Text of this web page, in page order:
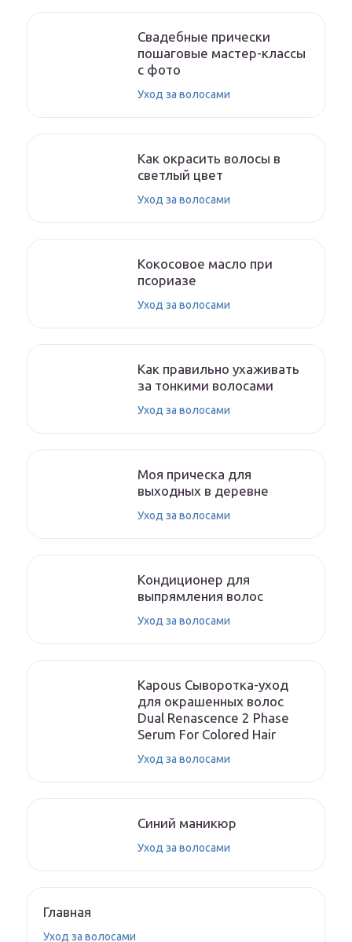
Свадебные прически
пошаговые мастер-классы
с фото
Уход за волосами
Как окрасить волосы в
светлый цвет
Уход за волосами
Кокосовое масло при
псориазе
Уход за волосами
Как правильно ухаживать
за тонкими волосами
Уход за волосами
Моя прическа для
выходных в деревне
Уход за волосами
Кондиционер для
выпрямления волос
Уход за волосами
Kapous Сыворотка-уход
для окрашенных волос
Dual Renascence 2 Phase
Serum For Colored Hair
Уход за волосами
Синий маникюр
Уход за волосами
Главная
Уход за волосами